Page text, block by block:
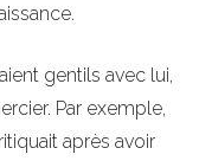
gentils avec lui,
Par exemple,
après avoir